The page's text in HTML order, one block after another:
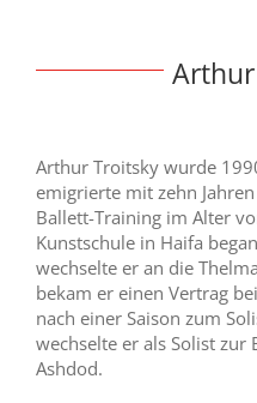
Arthur Troitsky wurde
emigrierte mit zehn
Ballett-Training im Alter
Kunstschule in Haifa
wechselte er an die
bekam er einen Vertrag
nach einer Saison zum
wechselte er als Solist zur
Ashdod.